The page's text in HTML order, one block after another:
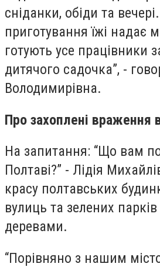
сніданки, обіди та
приготування їжі надає
готують усе працівники
дитячого садочка”, -
Володимирівна.
Про захоплені враження
На запитання: “Що вам
Полтаві?” - Лідія
красу полтавських
вулиць та зелених парків
деревами.
“Порівняно з нашим